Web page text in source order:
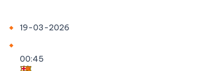
19-03-2026
00:45